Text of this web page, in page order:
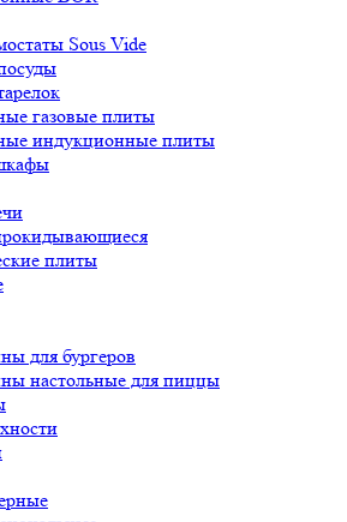
Sous Vide
газовые плиты
индукционные плиты
плиты
для бургеров
настольные для пиццы